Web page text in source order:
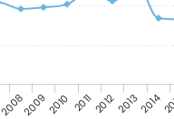
200820092010 2011201220132014